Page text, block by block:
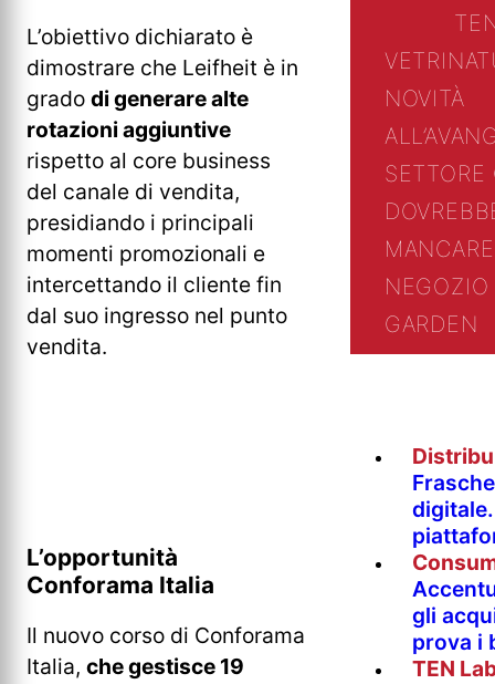
L’obiettivo dichiarato è
dimostrare che Leifheit è in
grado di generare alte
rotazioni aggiuntive
rispetto al core business
del canale di vendita,
presidiando i principali
momenti promozionali e
intercettando il cliente fin
dal suo ingresso nel punto
vendita.
L’opportunità
Conforama Italia
Il nuovo corso di Conforama
Italia, che gestisce 19
VETRINA
NOVITÀ
GARDEN
gli
prova i
TEN